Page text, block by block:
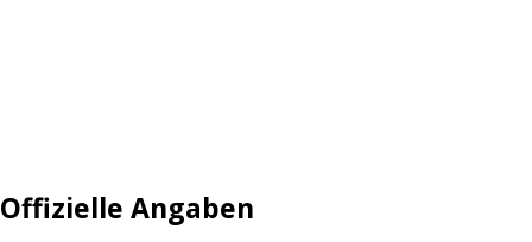
Offizielle Angaben